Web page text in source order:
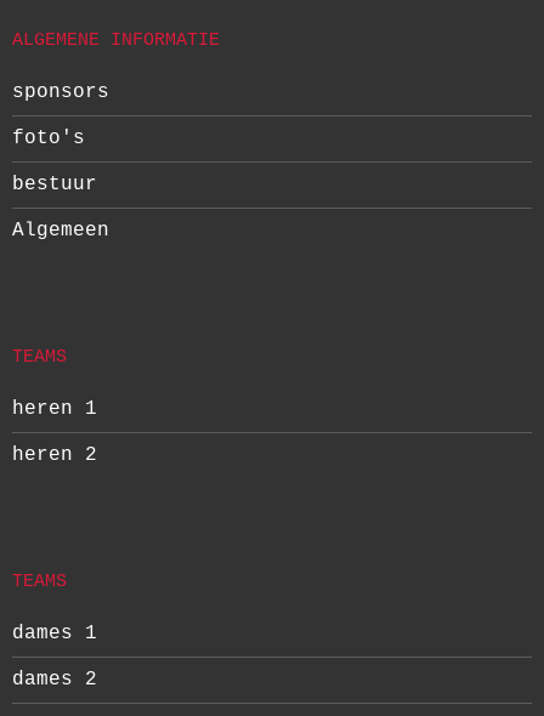
ALGEMENE INFORMATIE
sponsors
foto's
bestuur
Algemeen
TEAMS
heren 1
heren 2
TEAMS
dames 1
dames 2